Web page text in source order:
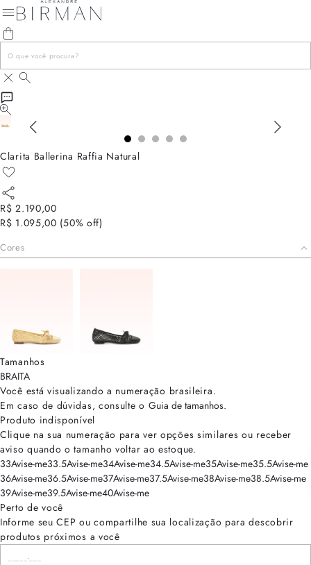
Clarita Ballerina Raffia Natural
R$ 2.190,00
R$ 1.095,00 (50% off)
Cores
Tamanhos
BRAITA
Você está visualizando a numeração brasileira.
Em caso de dúvidas, consulte o Guia de tamanhos.
Produto indisponível
Clique na sua numeração para ver opções similares ou receber
aviso quando o tamanho voltar ao estoque.
33Avise-me33.5Avise-me34Avise-me34.5Avise-me35Avise-me35.5Avise-me
36Avise-me36.5Avise-me37Avise-me37.5Avise-me38Avise-me38.5Avise-me
39Avise-me39.5Avise-me40Avise-me
Perto de você
Informe seu CEP ou compartilhe sua localização para descobrir
produtos próximos a você